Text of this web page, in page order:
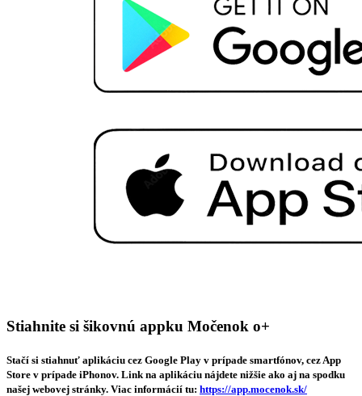
Stiahnite si šikovnú appku Močenok o+
Stačí si stiahnuť aplikáciu cez Google Play v prípade smartfónov, cez App
Store v prípade iPhonov. Link na aplikáciu nájdete nižšie ako aj na spodku
našej webovej stránky. Viac informácií tu: https://app.mocenok.sk/